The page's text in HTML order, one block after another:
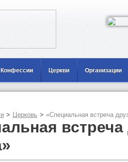
Конфессии Церкви Организации
> Церковь > «Специальная встреча